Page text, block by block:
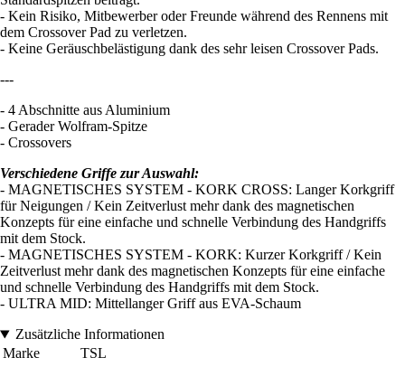
- Kein Risiko, Mitbewerber oder Freunde während des Rennens mit
dem Crossover Pad zu verletzen.
- Keine Geräuschbelästigung dank des sehr leisen Crossover Pads.
---
- 4 Abschnitte aus Aluminium
- Gerader Wolfram-Spitze
- Crossovers
Verschiedene Griffe zur Auswahl:
- MAGNETISCHES SYSTEM - KORK CROSS: Langer Korkgriff
für Neigungen / Kein Zeitverlust mehr dank des magnetischen
Konzepts für eine einfache und schnelle Verbindung des Handgriffs
mit dem Stock.
- MAGNETISCHES SYSTEM - KORK: Kurzer Korkgriff / Kein
Zeitverlust mehr dank des magnetischen Konzepts für eine einfache
und schnelle Verbindung des Handgriffs mit dem Stock.
- ULTRA MID: Mittellanger Griff aus EVA-Schaum
Zusätzliche Informationen
Marke
TSL